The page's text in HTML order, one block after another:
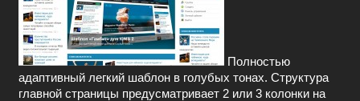
Полностью
адаптивный легкий шаблон в голубых тонах. Структура
главной страницы предусматривает 2 или 3 колонки на